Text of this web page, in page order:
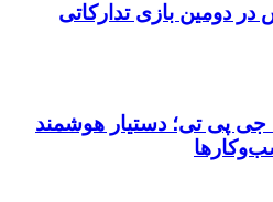
در دومین بازی تدارکاتی
پی تی؛ دستیار هوشمند